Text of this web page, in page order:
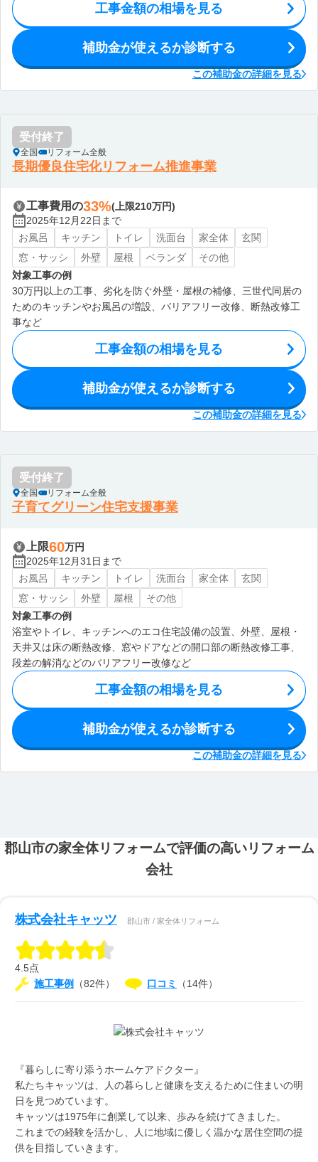
工事金額の相場を見る
補助金が使えるか診断する
この補助金の詳細を見る
受付終了
全国 リフォーム全般
長期優良住宅化リフォーム推進事業
工事費用の33%(上限210万円)
2025年12月22日まで
お風呂
キッチン トイレ 洗面台 家全体
玄関
窓・サッシ
外壁 屋根 ベランダ
その他
対象工事の例
30万円以上の工事、劣化を防ぐ外壁・屋根の補修、三世代同居の
ためのキッチンやお風呂の増設、バリアフリー改修、断熱改修工
事など
工事金額の相場を見る
補助金が使えるか診断する
この補助金の詳細を見る
受付終了
全国 リフォーム全般
子育てグリーン住宅支援事業
上限60万円
2025年12月31日まで
お風呂
キッチン トイレ 洗面台 家全体
玄関
窓・サッシ
外壁 屋根
その他
対象工事の例
浴室やトイレ、キッチンへのエコ住宅設備の設置、外壁、屋根・
天井又は床の断熱改修、窓やドアなどの開口部の断熱改修工事、
段差の解消などのバリアフリー改修など
工事金額の相場を見る
補助金が使えるか診断する
この補助金の詳細を見る
郡山市の家全体リフォームで評価の高いリフォーム
会社
株式会社キャッツ 郡山市 / 家全体リフォーム
4.5点
施工事例
（82件） 口コミ （14件）
『暮らしに寄り添うホームケアドクター』
私たちキャッツは、人の暮らしと健康を支えるために住まいの明
日を見つめています。
キャッツは1975年に創業して以来、歩みを続けてきました。
これまでの経験を活かし、人に地域に優しく温かな居住空間の提
供を目指していきます。